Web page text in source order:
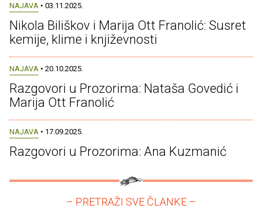
NAJAVA • 03.11.2025.
Nikola Biliškov i Marija Ott Franolić: Susret
kemije, klime i književnosti
NAJAVA • 20.10.2025.
Razgovori u Prozorima: Nataša Govedić i
Marija Ott Franolić
NAJAVA • 17.09.2025.
Razgovori u Prozorima: Ana Kuzmanić
– PRETRAŽI SVE ČLANKE –